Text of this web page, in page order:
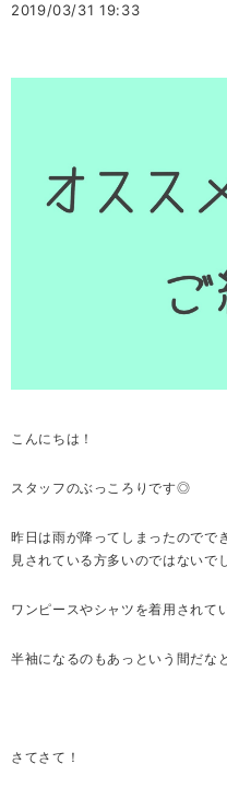
2019/03/31 19:33
こんにちは！
スタッフのぶっころりです◎
昨日は雨が降ってしまったのでで
見されている方多いのではないで
ワンピースやシャツを着用されて
半袖になるのもあっという間だな
さてさて！